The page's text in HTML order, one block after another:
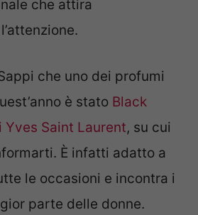
che attira
che uno dei profumi
è stato Black
Saint Laurent, su cui
È infatti adatto a
le occasioni e incontra i
parte delle donne.